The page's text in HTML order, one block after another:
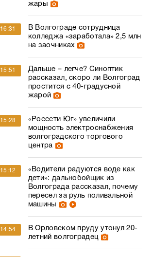
жары
16:31
В Волгограде сотрудница
колледжа «заработала» 2,5 млн
на заочниках
15:51
Дальше – легче? Синоптик
рассказал, скоро ли Волгоград
простится с 40-градусной
жарой
15:28
«Россети Юг» увеличили
мощность электроснабжения
волгоградского торгового
центра
15:12
«Водители радуются воде как
дети»: дальнобойщик из
Волгограда рассказал, почему
пересел за руль поливальной
машины
14:54
В Орловском пруду утонул 20-
летний волгоградец